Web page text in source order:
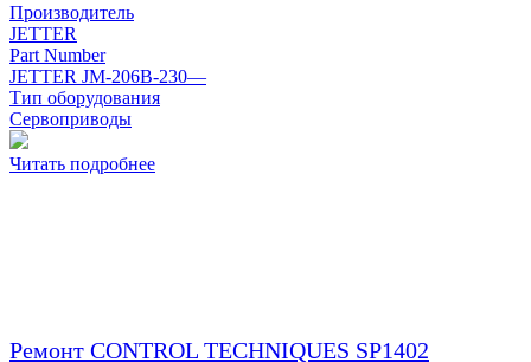
Производитель
JETTER
Part Number
JETTER JM-206B-230—
Тип оборудования
Сервоприводы
Читать подробнее
Ремонт CONTROL TECHNIQUES SP1402